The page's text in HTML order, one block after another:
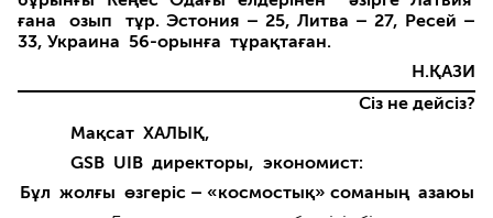
ғана озып тұр. Эстония – 25, Литва – 27, Ресей –
33, Украина 56-орынға тұрақтаған.
Н.ҚАЗИ
Сіз не дейсіз?
Мақсат ХАЛЫҚ,
GSB UIB директоры, экономист:
Бұл жолғы өзгеріс – «космостық» соманың азаюы